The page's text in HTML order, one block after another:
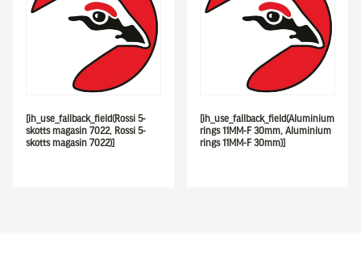
[ih_use_fallback_field(Rossi 5-
skotts magasin 7022, Rossi 5-
skotts magasin 7022)]
[ih_use_fallback_field(Aluminium
rings 11MM-F 30mm, Aluminium
rings 11MM-F 30mm)]